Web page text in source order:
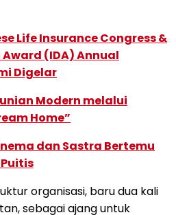
Life Insurance Congress &
(IDA) Annual
Digelar
Modern melalui
Home”
dan Sastra Bertemu
organisasi, baru dua kali
sebagai ajang untuk